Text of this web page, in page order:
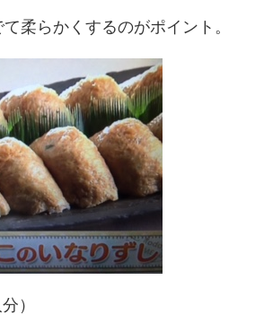
柔らかくするのがポイント。
）